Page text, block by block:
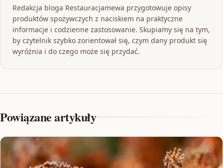
Redakcja bloga Restauracjamewa przygotowuje opisy
produktów spożywczych z naciskiem na praktyczne
informacje i codzienne zastosowanie. Skupiamy się na tym,
by czytelnik szybko zorientował się, czym dany produkt się
wyróżnia i do czego może się przydać.
Powiązane artykuły